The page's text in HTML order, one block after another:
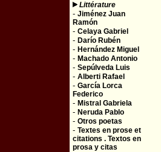
Littérature
- Jiménez Juan
Ramón
- Celaya Gabriel
- Darío Rubén
- Hernández Miguel
- Machado Antonio
- Sepúlveda Luis
- Alberti Rafael
- García Lorca
Federico
- Mistral Gabriela
- Neruda Pablo
- Otros poetas
- Textes en prose et
citations . Textos en
prosa y citas